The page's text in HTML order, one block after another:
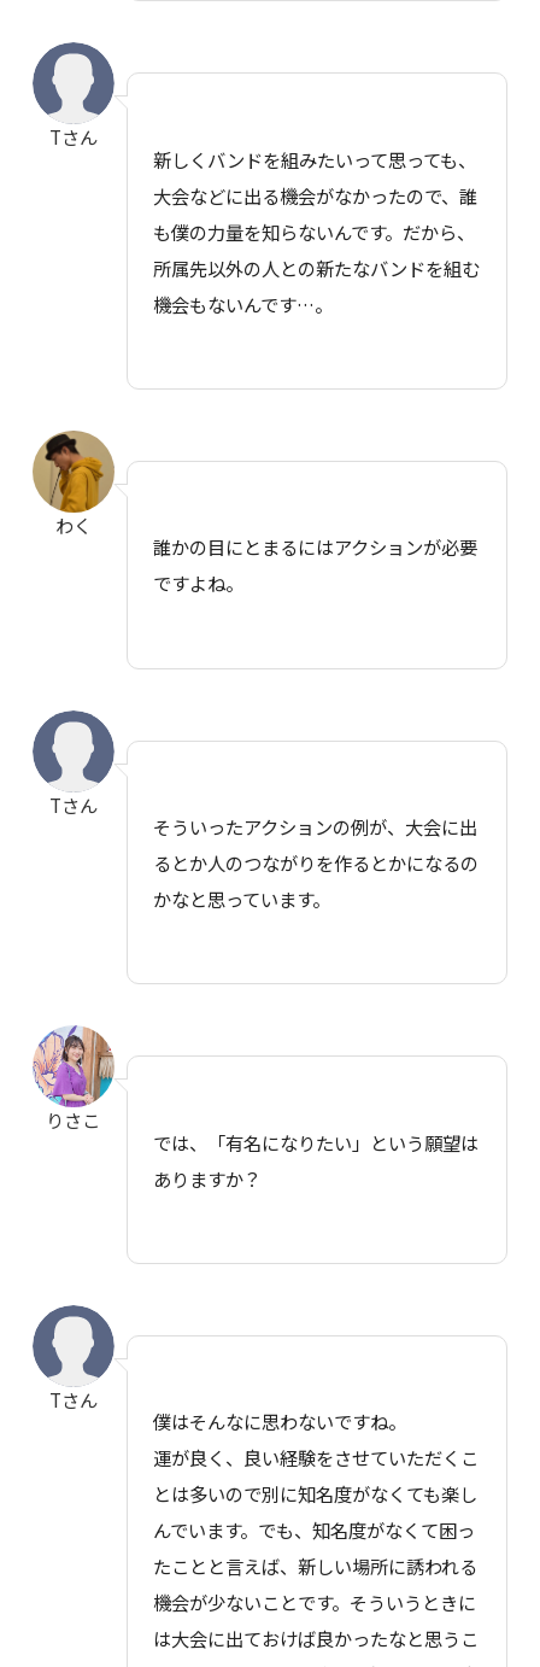
Tさん
新しくバンドを組みたいって思っても、
大会などに出る機会がなかったので、誰
も僕の力量を知らないんです。だから、
所属先以外の人との新たなバンドを組む
機会もないんです…。
わく
誰かの目にとまるにはアクションが必要
ですよね。
Tさん
そういったアクションの例が、大会に出
るとか人のつながりを作るとかになるの
かなと思っています。
りさこ
では、「有名になりたい」という願望は
ありますか？
Tさん
僕はそんなに思わないですね。
運が良く、良い経験をさせていただくこ
とは多いので別に知名度がなくても楽し
んでいます。でも、知名度がなくて困っ
たことと言えば、新しい場所に誘われる
機会が少ないことです。そういうときに
は大会に出ておけば良かったなと思うこ